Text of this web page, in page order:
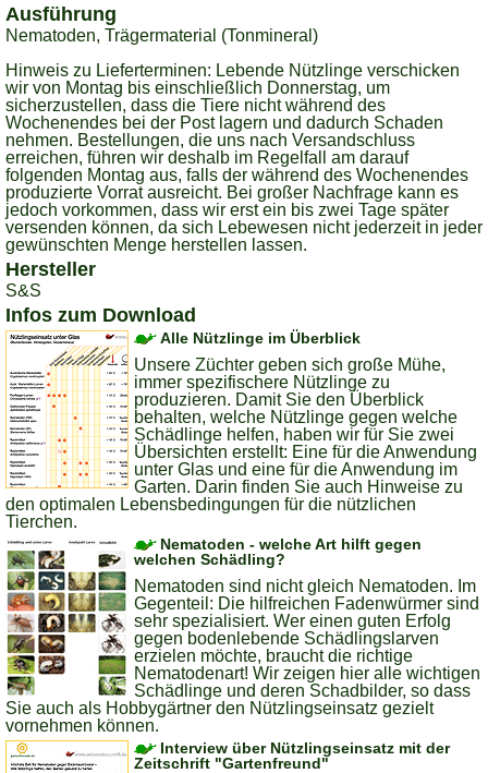
Ausführung
Nematoden, Trägermaterial (Tonmineral)
Hinweis zu Lieferterminen: Lebende Nützlinge verschicken
wir von Montag bis einschließlich Donnerstag, um
sicherzustellen, dass die Tiere nicht während des
Wochenendes bei der Post lagern und dadurch Schaden
nehmen. Bestellungen, die uns nach Versandschluss
erreichen, führen wir deshalb im Regelfall am darauf
folgenden Montag aus, falls der während des Wochenendes
produzierte Vorrat ausreicht. Bei großer Nachfrage kann es
jedoch vorkommen, dass wir erst ein bis zwei Tage später
versenden können, da sich Lebewesen nicht jederzeit in jeder
gewünschten Menge herstellen lassen.
Hersteller
S&S
Infos zum Download
Alle Nützlinge im Überblick
Unsere Züchter geben sich große Mühe,
immer spezifischere Nützlinge zu
produzieren. Damit Sie den Überblick
behalten, welche Nützlinge gegen welche
Schädlinge helfen, haben wir für Sie zwei
Übersichten erstellt: Eine für die Anwendung
unter Glas und eine für die Anwendung im
Garten. Darin finden Sie auch Hinweise zu
den optimalen Lebensbedingungen für die nützlichen
Tierchen.
Nematoden - welche Art hilft gegen
welchen Schädling?
Nematoden sind nicht gleich Nematoden. Im
Gegenteil: Die hilfreichen Fadenwürmer sind
sehr spezialisiert. Wer einen guten Erfolg
gegen bodenlebende Schädlingslarven
erzielen möchte, braucht die richtige
Nematodenart! Wir zeigen hier alle wichtigen
Schädlinge und deren Schadbilder, so dass
Sie auch als Hobbygärtner den Nützlingseinsatz gezielt
vornehmen können.
Interview über Nützlingseinsatz mit der
Zeitschrift "Gartenfreund"